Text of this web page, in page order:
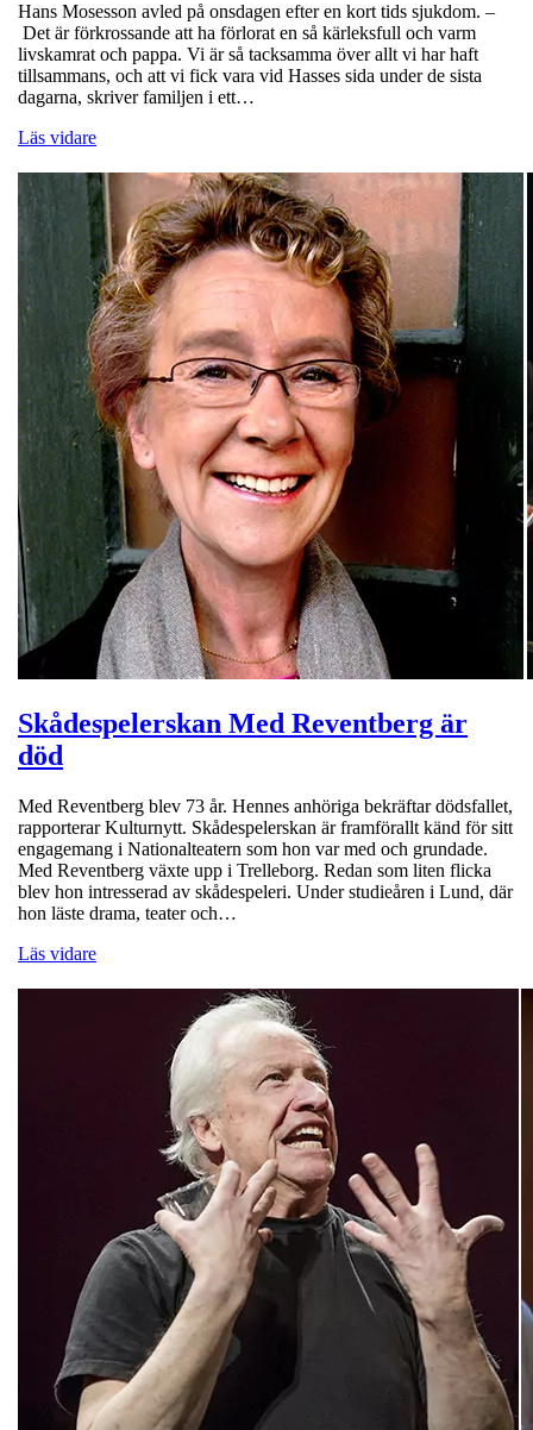
Hans Mosesson avled på onsdagen efter en kort tids sjukdom. –
Det är förkrossande att ha förlorat en så kärleksfull och varm
livskamrat och pappa. Vi är så tacksamma över allt vi har haft
tillsammans, och att vi fick vara vid Hasses sida under de sista
dagarna, skriver familjen i ett…
Läs vidare
Skådespelerskan Med Reventberg är
död
Med Reventberg blev 73 år. Hennes anhöriga bekräftar dödsfallet,
rapporterar Kulturnytt. Skådespelerskan är framförallt känd för sitt
engagemang i Nationalteatern som hon var med och grundade.
Med Reventberg växte upp i Trelleborg. Redan som liten flicka
blev hon intresserad av skådespeleri. Under studieåren i Lund, där
hon läste drama, teater och…
Läs vidare